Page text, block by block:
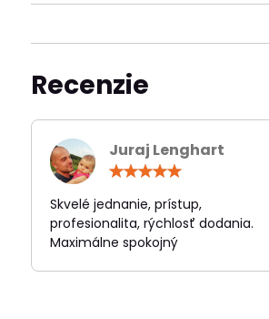
Recenzie
Juraj Lenghart
Skvelé jednanie, prístup,
profesionalita, rýchlosť dodania.
Maximálne spokojný